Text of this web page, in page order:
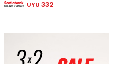
UYU 332